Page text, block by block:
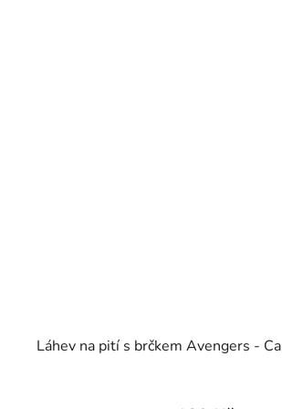
Láhev na pití s brčkem Avengers -